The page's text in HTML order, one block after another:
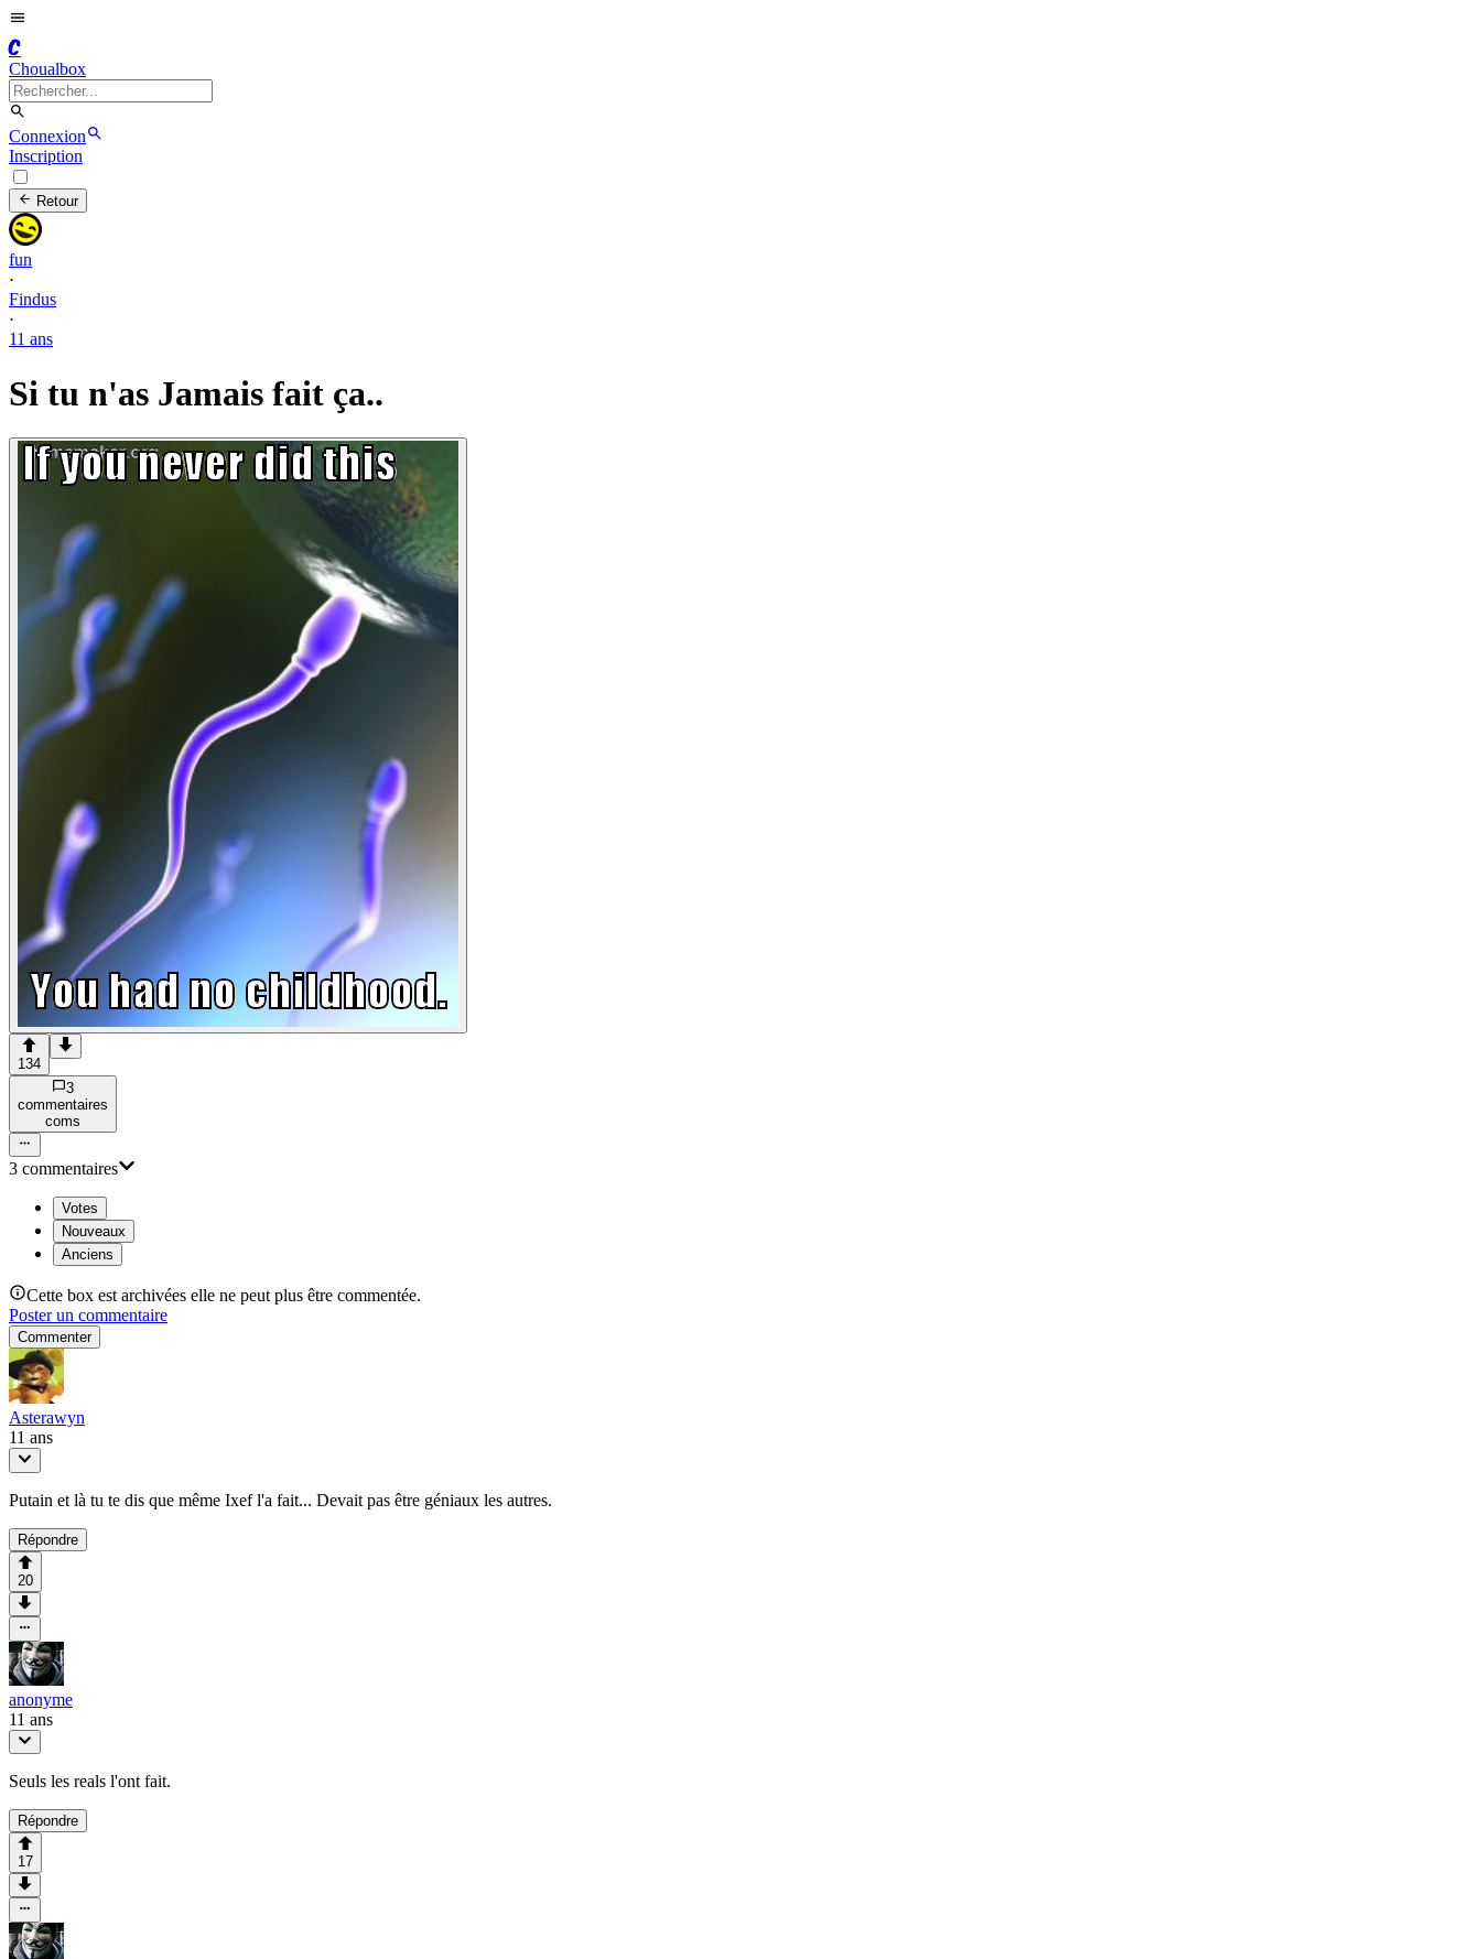
C
Choualbox
Connexion
Inscription
Retour
fun
·
Findus
·
11 ans
Si tu n'as Jamais fait ça..
134
3
commentaires
coms
3 commentaires
Votes
Nouveaux
Anciens
Cette box est archivées elle ne peut plus être commentée.
Poster un commentaire
Commenter
Asterawyn
11 ans
Putain et là tu te dis que même Ixef l'a fait... Devait pas être géniaux les autres.
Répondre
20
anonyme
11 ans
Seuls les reals l'ont fait.
Répondre
17